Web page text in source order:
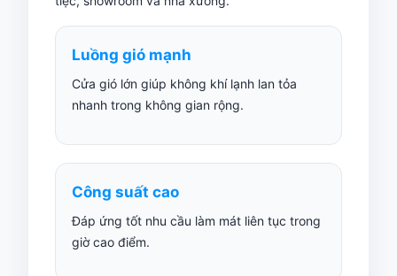
Luồng gió mạnh
Cửa gió lớn giúp không khí lạnh lan tỏa
nhanh trong không gian rộng.
Công suất cao
Đáp ứng tốt nhu cầu làm mát liên tục trong
giờ cao điểm.